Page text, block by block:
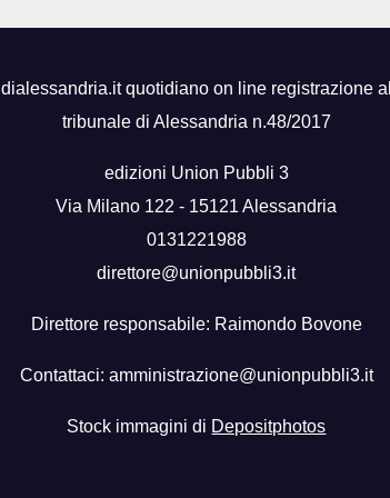
dialessandria.it quotidiano on line registrazione al
tribunale di Alessandria n.48/2017
edizioni Union Pubbli 3
Via Milano 122 - 15121 Alessandria
0131221988
direttore@unionpubbli3.it
Direttore responsabile: Raimondo Bovone
Contattaci: amministrazione@unionpubbli3.it
Stock immagini di Depositphotos